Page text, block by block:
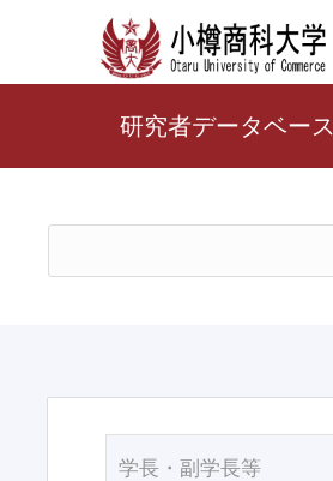
研究者データベース
学長・副学長等